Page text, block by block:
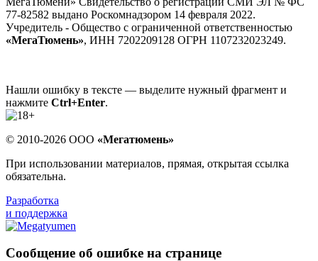
77-82582 выдано Роскомнадзором 14 февраля 2022.
Учредитель - Общество с ограниченной ответственностью
«МегаТюмень», ИНН 7202209128 ОГРН 1107232023249.
Нашли ошибку в тексте — выделите нужный фрагмент и
нажмите Ctrl+Enter.
© 2010-2026 ООО «Мегатюмень»
При использовании материалов, прямая, открытая ссылка
обязательна.
Разработка
и поддержка
Сообщение об ошибке на странице